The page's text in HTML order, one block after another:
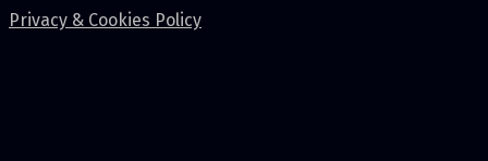
Privacy & Cookies Policy